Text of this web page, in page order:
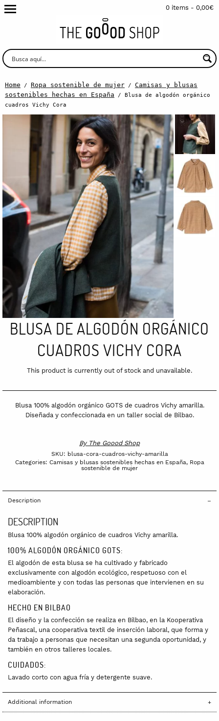
0 items - 0,00€
Home / Ropa sostenible de mujer / Camisas y blusas
sostenibles hechas en España / Blusa de algodón orgánico
cuadros Vichy Cora
BLUSA DE ALGODÓN ORGÁNICO
CUADROS VICHY CORA
This product is currently out of stock and unavailable.
Blusa 100% algodón orgánico GOTS de cuadros Vichy amarilla.
Diseñada y confeccionada en un taller social de Bilbao.
By The Goood Shop
SKU: blusa-cora-cuadros-vichy-amarilla
Categories: Camisas y blusas sostenibles hechas en España, Ropa
sostenible de mujer
Description
DESCRIPTION
Blusa 100% algodón orgánico de cuadros Vichy amarilla.
100% ALGODÓN ORGÁNICO GOTS:
El algodón de esta blusa se ha cultivado y fabricado
exclusivamente con algodón ecológico, respetuoso con el
medioambiente y con todas las personas que intervienen en su
elaboración.
HECHO EN BILBAO
El diseño y la confección se realiza en Bilbao, en la Kooperativa
Peñascal, una cooperativa textil de inserción laboral, que forma y
da trabajo a personas que necesitan una segunda oportunidad, y
también en otros talleres locales.
CUIDADOS:
Lavado corto con agua fría y detergente suave.
Additional information